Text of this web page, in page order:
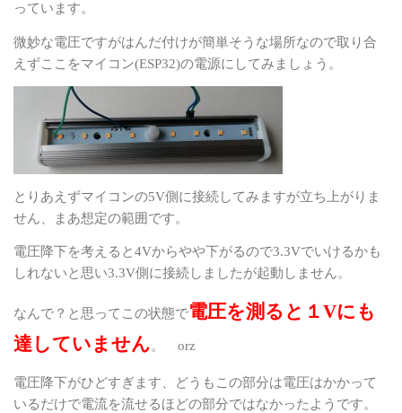
っています。
微妙な電圧ですがはんだ付けが簡単そうな場所なので取り合
えずここをマイコン(ESP32)の電源にしてみましょう。
とりあえずマイコンの5V側に接続してみますが立ち上がりま
せん、まあ想定の範囲です。
電圧降下を考えると4Vからやや下がるので3.3Vでいけるかも
しれないと思い3.3V側に接続しましたが起動しません。
なんで？と思ってこの状態で電圧を測ると１Vにも
達していません。 orz
電圧降下がひどすぎます、どうもこの部分は電圧はかかって
いるだけで電流を流せるほどの部分ではなかったようです。